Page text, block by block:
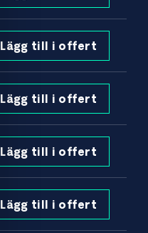
Lägg till i offert
Lägg till i offert
Lägg till i offert
Lägg till i offert